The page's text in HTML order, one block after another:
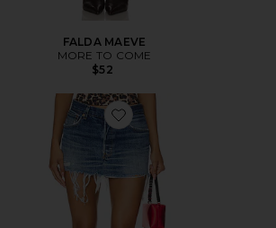
FALDA MAEVE
MORE TO COME
$52
Favorite MINIFALDA VINTAGE